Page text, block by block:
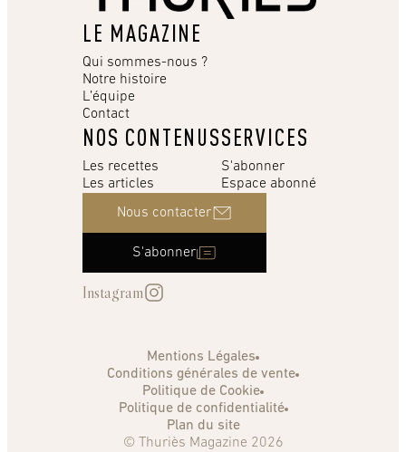
LE MAGAZINE
Qui sommes-nous ?
Notre histoire
L’équipe
Contact
NOS CONTENUS
Les recettes
Les articles
SERVICES
S'abonner
Espace abonné
Nous contacter
S'abonner
Instagram
Mentions Légales
Conditions générales de vente
Politique de Cookie
Politique de confidentialité
Plan du site
© Thuriès Magazine 2026